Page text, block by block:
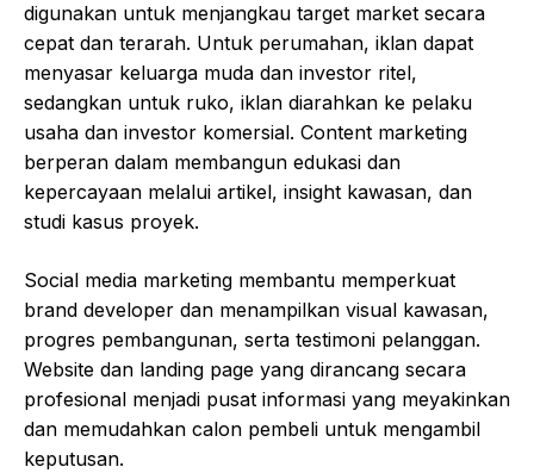
digunakan untuk menjangkau target market secara
cepat dan terarah. Untuk perumahan, iklan dapat
menyasar keluarga muda dan investor ritel,
sedangkan untuk ruko, iklan diarahkan ke pelaku
usaha dan investor komersial. Content marketing
berperan dalam membangun edukasi dan
kepercayaan melalui artikel, insight kawasan, dan
studi kasus proyek.
Social media marketing membantu memperkuat
brand developer dan menampilkan visual kawasan,
progres pembangunan, serta testimoni pelanggan.
Website dan landing page yang dirancang secara
profesional menjadi pusat informasi yang meyakinkan
dan memudahkan calon pembeli untuk mengambil
keputusan.